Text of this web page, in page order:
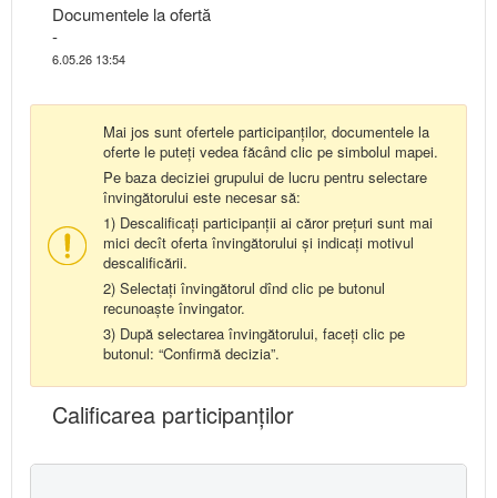
Documentele la ofertă
-
6.05.26 13:54
Mai jos sunt ofertele participanților, documentele la
oferte le puteți vedea făcând clic pe simbolul mapei.
Pe baza deciziei grupului de lucru pentru selectare
învingătorului este necesar să:
1) Descalificați participanții ai căror prețuri sunt mai
mici decît oferta învingătorului și indicați motivul
descalificării.
2) Selectați învingătorul dînd clic pe butonul
recunoaște învingator.
3) După selectarea învingătorului, faceți clic pe
butonul: “Confirmă decizia”.
Calificarea participanţilor